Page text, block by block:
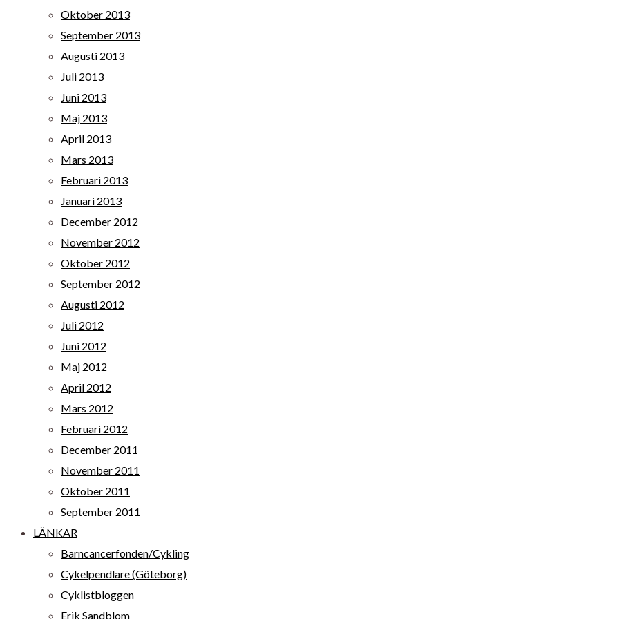
Oktober 2013
September 2013
Augusti 2013
Juli 2013
Juni 2013
Maj 2013
April 2013
Mars 2013
Februari 2013
Januari 2013
December 2012
November 2012
Oktober 2012
September 2012
Augusti 2012
Juli 2012
Juni 2012
Maj 2012
April 2012
Mars 2012
Februari 2012
December 2011
November 2011
Oktober 2011
September 2011
LÄNKAR
Barncancerfonden/Cykling
Cykelpendlare (Göteborg)
Cyklistbloggen
Erik Sandblom